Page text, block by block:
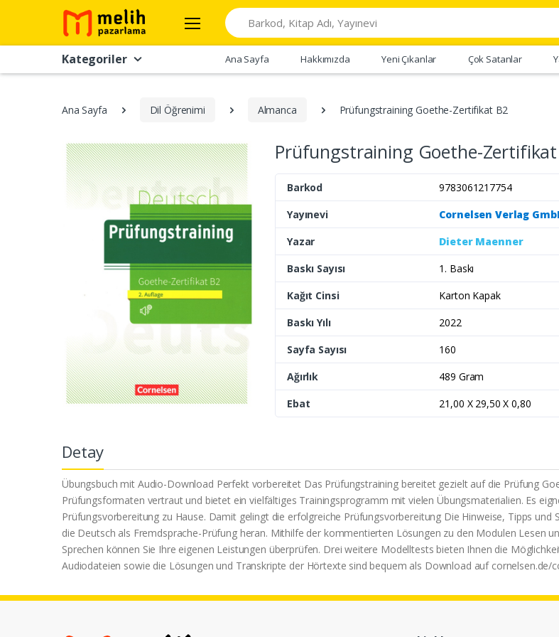
Search
Kategoriler Ana Sayfa Hakkımızda Yeni Çıkanlar Çok Satanlar
Ana Sayfa Dil Öğrenimi Almanca Prüfungstraining Goethe-Zertifikat B2
Prüfungstraining Goethe-Zertifikat
Barkod
9783061217754
Yayınevi
Cornelsen Verlag
Yazar
Dieter Maenner
Baskı Sayısı
1. Baskı
Kağıt Cinsi
Karton Kapak
Baskı Yılı
2022
Sayfa Sayısı
160
Ağırlık
489 Gram
Ebat
21,00 X 29,50 X 0,80
Detay
Übungsbuch mit Audio-Download Perfekt vorbereitet Das Prüfungstraining bereitet gezielt auf die Prüfung
Prüfungsformaten vertraut und bietet ein vielfältiges Trainingsprogramm mit vielen Übungsmaterialien. Es
Prüfungsvorbereitung zu Hause. Damit gelingt die erfolgreiche Prüfungsvorbereitung Die Hinweise, Tipps
die Deutsch als Fremdsprache-Prüfung heran. Mithilfe der kommentierten Lösungen zu den Modulen Lesen
Sprechen können Sie Ihre eigenen Leistungen überprüfen. Drei weitere Modelltests bieten Ihnen die
Audiodateien sowie die Lösungen und Transkripte der Hörtexte sind bequem als Download auf cornelsen.de/